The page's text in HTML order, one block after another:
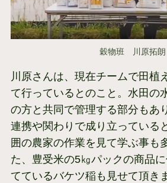
穀物班 川原拓朗
川原さんは、現在チームで田植
て行っているとのこと。水田の
の方と共同で管理する部分もあ
連携や関わりで成り立っている
囲の農家の作業を見て学ぶ事も
た、豊受米の5㎏パックの商品
てているバケツ稲も見せて頂き